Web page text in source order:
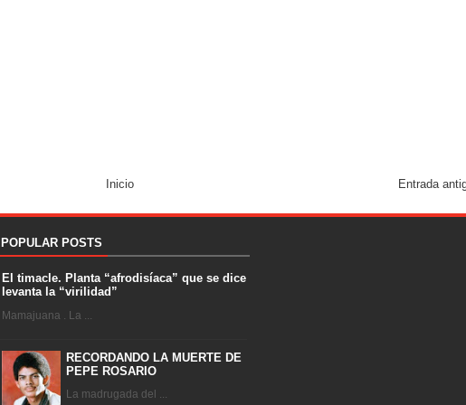
Entrada
Inicio
POPULAR POSTS
El timacle. Planta “afrodisíaca” que se dice
levanta la “virilidad”
Mamajuana . La ...
RECORDANDO LA MUERTE DE
PEPE ROSARIO
La madrugada del ...